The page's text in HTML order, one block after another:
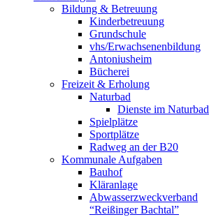
Bildung & Betreuung
Kinderbetreuung
Grundschule
vhs/Erwachsenenbildung
Antoniusheim
Bücherei
Freizeit & Erholung
Naturbad
Dienste im Naturbad
Spielplätze
Sportplätze
Radweg an der B20
Kommunale Aufgaben
Bauhof
Kläranlage
Abwasserzweckverband
“Reißinger Bachtal”